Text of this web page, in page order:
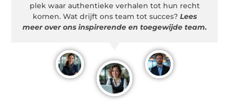
plek waar authentieke verhalen tot hun recht
komen. Wat drijft ons team tot succes? Lees
meer over ons inspirerende en toegewijde team.